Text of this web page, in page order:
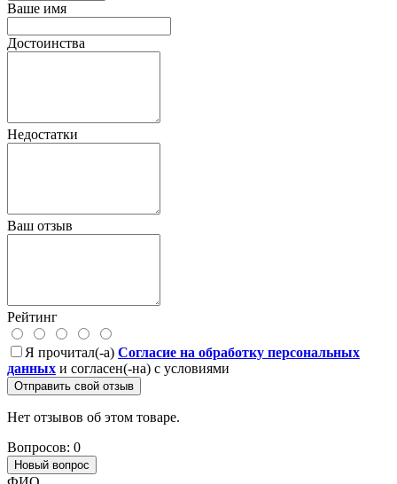
Ваше имя
Достоинства
Недостатки
Ваш отзыв
Рейтинг
Я прочитал(-а) Согласие на обработку персональных
данных и согласен(-на) с условиями
Отправить свой отзыв
Нет отзывов об этом товаре.
Вопросов: 0
Новый вопрос